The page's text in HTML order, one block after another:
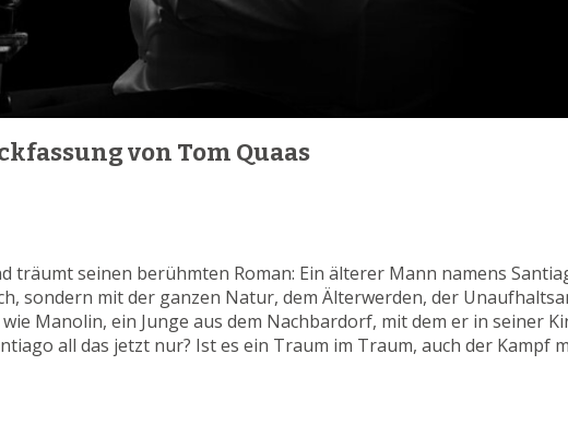
von Tom Quaas
träumt seinen berühmten Roman: Ein älterer Mann namens
sondern mit der ganzen Natur, dem Älterwerden, der
Manolin, ein Junge aus dem Nachbardorf, mit dem er in seiner
all das jetzt nur? Ist es ein Traum im Traum, auch der Kampf